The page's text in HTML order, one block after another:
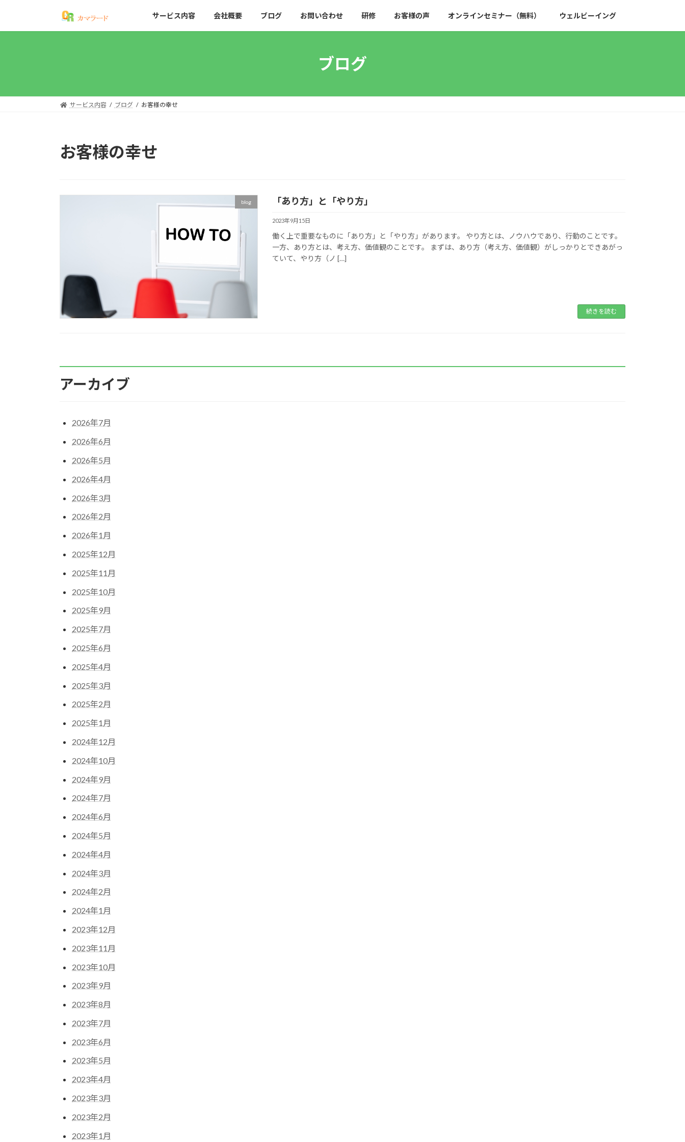
テ
ゲ
サービス内容 会社概要 ブログ お問い合わせ 研修 お客様の声 オンラインセミナー（無料） ウェルビーイング
ブログ
サービス内容 ブログ お客様の幸せ
お客様の幸せ
blog 「あり方」と「やり方」
2023年9月15日
働く上で重要なものに「あり方」と「やり方」があります。 やり方とは、ノウハウであり、行動のことです。
一方、あり方とは、考え方、価値観のことです。 まずは、あり方（考え方、価値観）がしっかりとできあがっ
ていて、やり方（ノ […]
続きを読む
アーカイブ
2026年7月
2026年6月
2026年5月
2026年4月
2026年3月
2026年2月
2026年1月
2025年12月
2025年11月
2025年10月
2025年9月
2025年7月
2025年6月
2025年4月
2025年3月
2025年2月
2025年1月
2024年12月
2024年10月
2024年9月
2024年7月
2024年6月
2024年5月
2024年4月
2024年3月
2024年2月
2024年1月
2023年12月
2023年11月
2023年10月
2023年9月
2023年8月
2023年7月
2023年6月
2023年5月
2023年4月
2023年3月
2023年2月
2023年1月